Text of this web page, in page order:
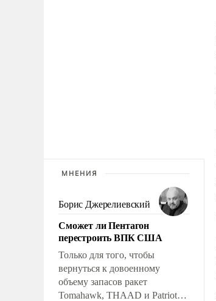
МНЕНИЯ
Борис Джерелиевский
Сможет ли Пентагон
перестроить ВПК США
Только для того, чтобы
вернуться к довоенному
объему запасов ракет
Tomahawk, THAAD и Patriot